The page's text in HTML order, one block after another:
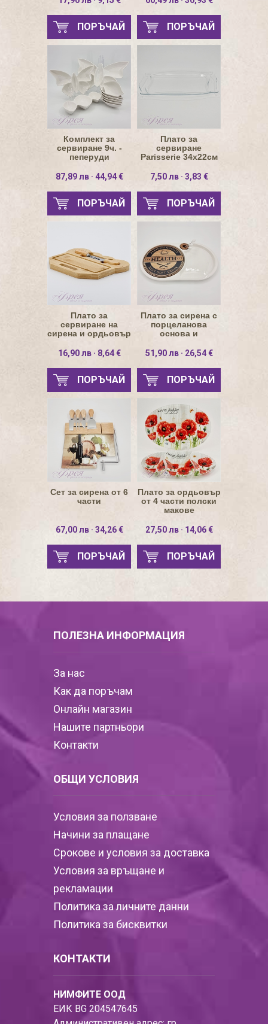
ПОРЪЧАЙ ПОРЪЧАЙ
Комплект за
сервиране 9ч. -
пеперуди
87,89 лв · 44,94 €
ПОРЪЧАЙ
Плато за
сервиране
Parisserie 34х22см
7,50 лв · 3,83 €
ПОРЪЧАЙ
Плато за
сервиране на
сирена и ордьовър
16,90 лв · 8,64 €
ПОРЪЧАЙ
Плато за сирена с
порцеланова
основа и
51,90 лв · 26,54 €
ПОРЪЧАЙ
Сет за сирена от 6
части
67,00 лв · 34,26 €
ПОРЪЧАЙ
Плато за ордьовър
от 4 части полски
макове
27,50 лв · 14,06 €
ПОРЪЧАЙ
ПОЛЕЗНА ИНФОРМАЦИЯ
За нас
Как да поръчам
Онлайн магазин
Нашите партньори
Контакти
ОБЩИ УСЛОВИЯ
Условия за ползване
Начини за плащане
Срокове и условия за доставка
Условия за връщане и
рекламации
Политика за личните данни
Политика за бисквитки
КОНТАКТИ
НИМФИТЕ ООД
ЕИК BG 204547645